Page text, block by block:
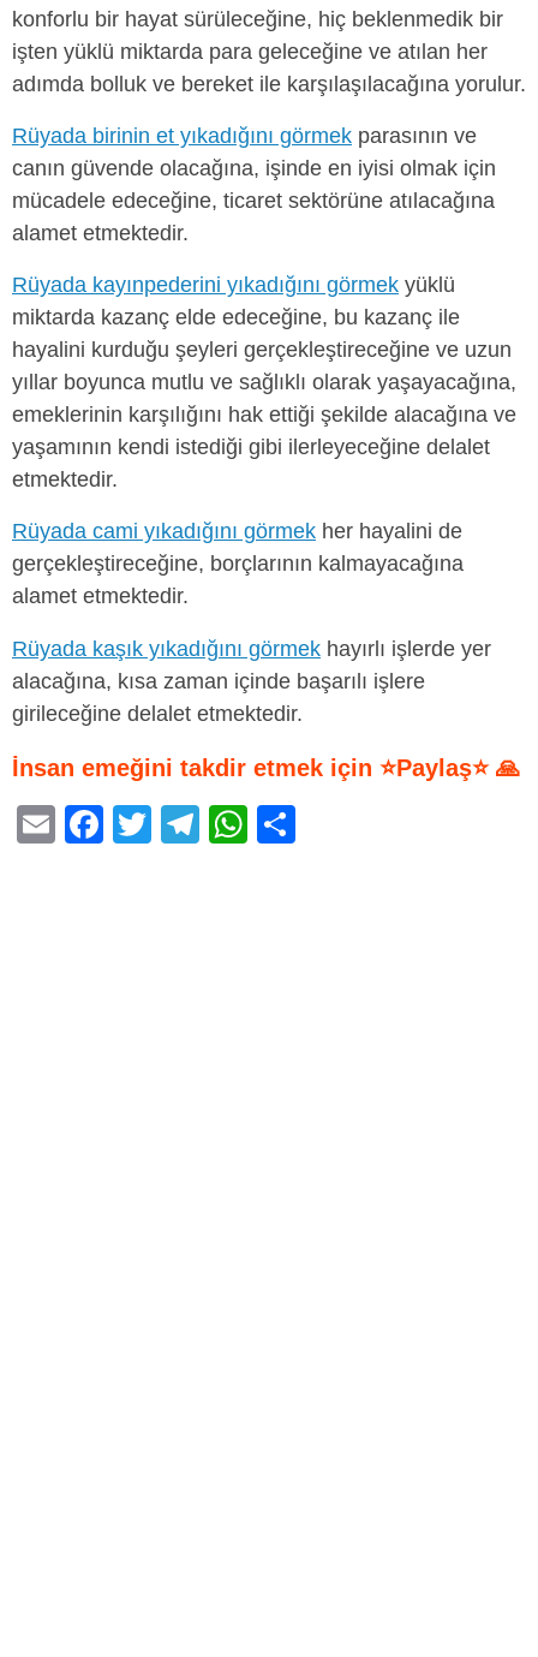
konforlu bir hayat sürüleceğine, hiç beklenmedik bir
işten yüklü miktarda para geleceğine ve atılan her
adımda bolluk ve bereket ile karşılaşılacağına yorulur.
Rüyada birinin et yıkadığını görmek parasının ve
canın güvende olacağına, işinde en iyisi olmak için
mücadele edeceğine, ticaret sektörüne atılacağına
alamet etmektedir.
Rüyada kayınpederini yıkadığını görmek yüklü
miktarda kazanç elde edeceğine, bu kazanç ile
hayalini kurduğu şeyleri gerçekleştireceğine ve uzun
yıllar boyunca mutlu ve sağlıklı olarak yaşayacağına,
emeklerinin karşılığını hak ettiği şekilde alacağına ve
yaşamının kendi istediği gibi ilerleyeceğine delalet
etmektedir.
Rüyada cami yıkadığını görmek her hayalini de
gerçekleştireceğine, borçlarının kalmayacağına
alamet etmektedir.
Rüyada kaşık yıkadığını görmek hayırlı işlerde yer
alacağına, kısa zaman içinde başarılı işlere
girileceğine delalet etmektedir.
İnsan emeğini takdir etmek için ⭐Paylaş⭐ 🙏
E
F
T
T
W